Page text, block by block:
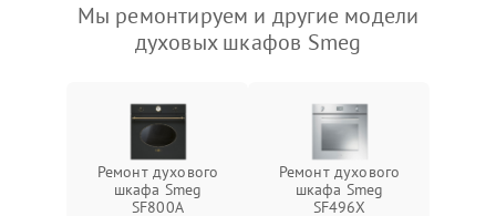
Мы ремонтируем и другие модели
духовых шкафов Smeg
Ремонт духового
шкафа Smeg
SF800A
Ремонт духового
шкафа Smeg
SF496X